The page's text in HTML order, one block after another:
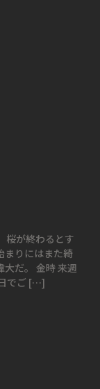
桜が終わるとす
まりにはまた綺
大だ。 金時 来週
でご […]